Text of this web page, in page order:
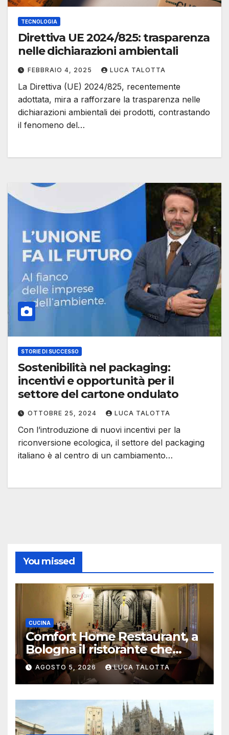
TECNOLOGIA
Direttiva UE 2024/825: trasparenza
nelle dichiarazioni ambientali
FEBBRAIO 4, 2025 LUCA TALOTTA
La Direttiva (UE) 2024/825, recentemente
adottata, mira a rafforzare la trasparenza nelle
dichiarazioni ambientali dei prodotti, contrastando
il fenomeno del…
STORIE DI SUCCESSO
Sostenibilità nel packaging:
incentivi e opportunità per il
settore del cartone ondulato
OTTOBRE 25, 2024 LUCA TALOTTA
Con l’introduzione di nuovi incentivi per la
riconversione ecologica, il settore del packaging
italiano è al centro di un cambiamento…
You missed
CUCINA
Comfort Home Restaurant, a
Bologna il ristorante che
trasforma l’ospitalità in
un’esperienza di casa
AGOSTO 5, 2026 LUCA TALOTTA